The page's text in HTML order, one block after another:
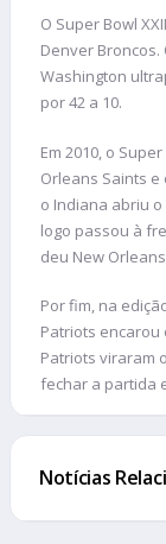
O Super Bowl
Denver
Washington
por 42 a 10.
Em 2010, o
Orleans Saints e
o Indiana abriu
logo passou à
deu New
Por fim, na
Patriots encarou
Patriots viraram
fechar a partida
Notícias